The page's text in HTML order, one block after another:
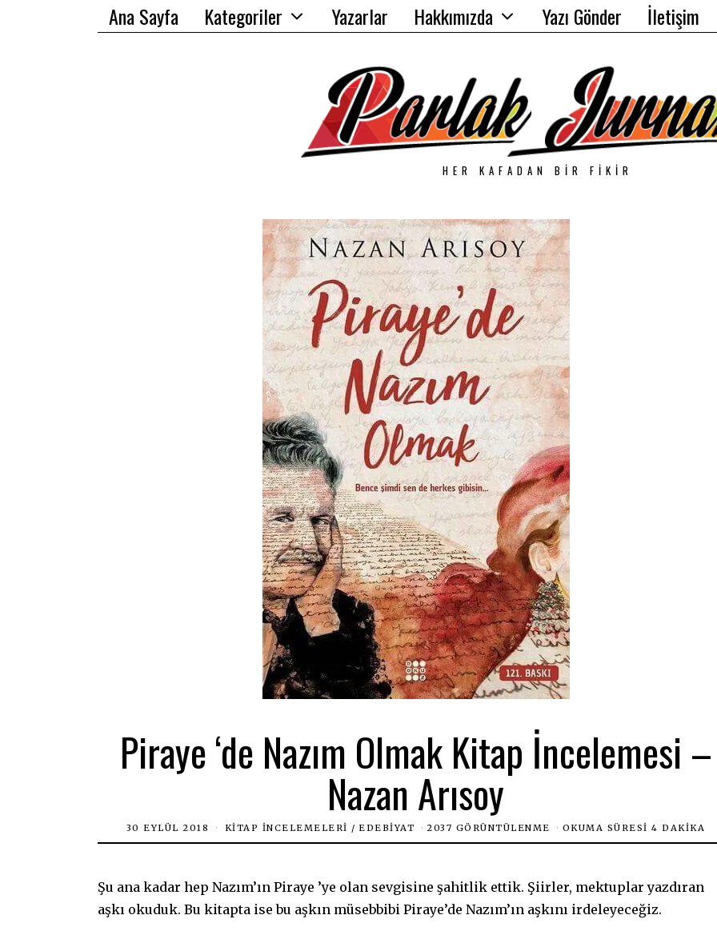
Ana Sayfa Kategoriler Yazarlar Hakkımızda Yazı Gönder İletişim
HER KAFADAN BIR FIKIR
Piraye ‘de Nazım Olmak Kitap İncelemesi –
Nazan Arısoy
30 EYLÜL 2018 KITAP İNCELEMELERI / EDEBIYAT 2037 GÖRÜNTÜLENME OKUMA SÜRESI 4 DAKIKA
Şu ana kadar hep Nazım’ın Piraye ’ye olan sevgisine şahitlik ettik. Şiirler, mektuplar yazdıran
aşkı okuduk. Bu kitapta ise bu aşkın müsebbibi Piraye’de Nazım’ın aşkını irdeleyeceğiz.